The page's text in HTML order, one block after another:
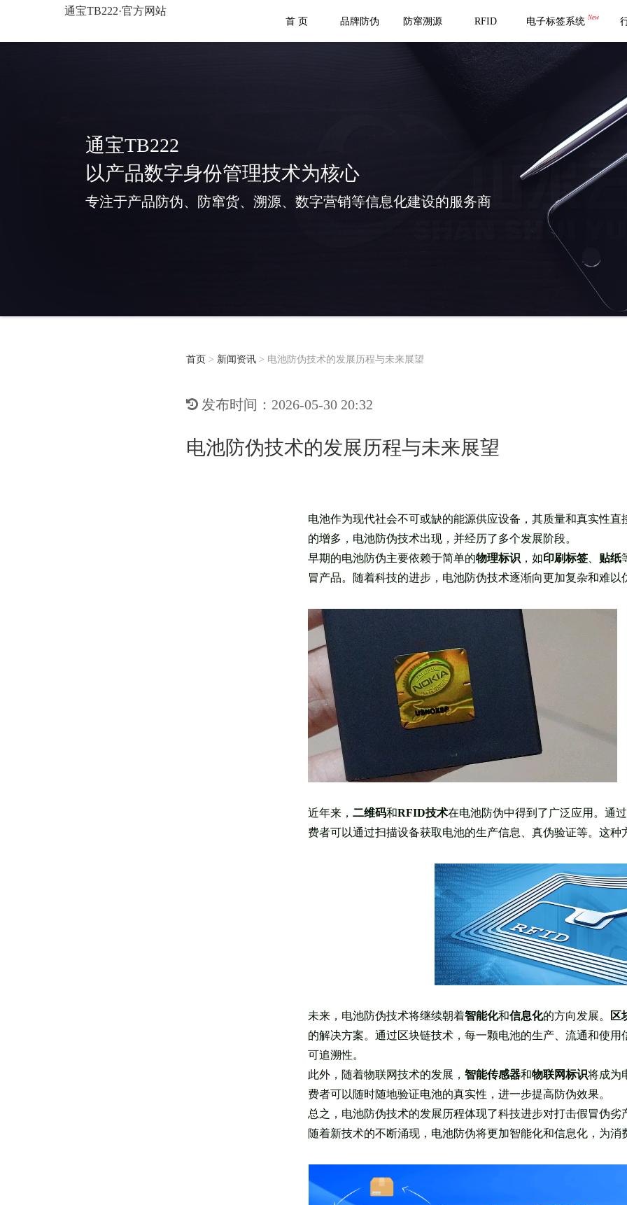
通宝TB222·官方网站
首 页 品牌防伪 防窜溯源 RFID 电子标签系统 New
通宝TB222
以产品数字身份管理技术为核心
专注于产品防伪、防窜货、溯源、数字营销等信息化建设的服务商
首页 > 新闻资讯 > 电池防伪技术的发展历程与未来展望
发布时间：2026-05-30 20:32
电池防伪技术的发展历程与未来展望
电池作为现代社会不可或缺的能源供应设备，其质量和真实性
的增多，电池防伪技术出现，并经历了多个发展阶段。
早期的电池防伪主要依赖于简单的物理标识 ，如印刷标签 贴纸
冒产品。随着科技的进步，电池防伪技术逐渐向更加复杂和难以
近年来， 二维码和RFID技术在电池防伪中得到了广泛应用。通
费者可以通过扫描设备获取电池的生产信息、真伪验证等。这
未来，电池防伪技术将继续朝着智能化和信息化的方向发展。
区
的解决方案。通过区块链技术，每一颗电池的生产、流通和使
可追溯性。
此外，随着物联网技术的发展， 智能传感器和物联网标识将成为
费者可以随时随地验证电池的真实性，进一步提高防伪效果。
总之，电池防伪技术的发展历程体现了科技进步对打击假冒伪劣
随着新技术的不断涌现，电池防伪将更加智能化和信息化，为